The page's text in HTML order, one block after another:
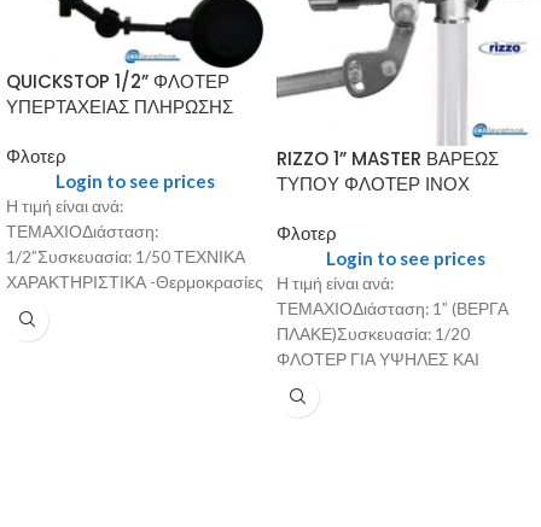
QUICKSTOP 1/2” ΦΛΟΤΕΡ
ΥΠΕΡΤΑΧΕΙΑΣ ΠΛΗΡΩΣΗΣ
Φλοτερ
Login to see prices
Η τιμή είναι ανά:
ΤΕΜΑΧΙΟΔιάσταση:
1/2”Συσκευασία: 1/50 ΤΕΧΝΙΚΑ
ΧΑΡΑΚΤΗΡΙΣΤΙΚΑ -Θερμοκρασίες
λειτουργίας: από 0 βαθμούς C έως
50 βαθμούς C -Πίεση
RIZZO 1” MASTER ΒΑΡΕΩΣ
ΤΥΠΟΥ ΦΛΟΤΕΡ ΙΝΟΧ
Φλοτερ
Login to see prices
Η τιμή είναι ανά:
ΤΕΜΑΧΙΟΔιάσταση: 1” (ΒΕΡΓΑ
ΠΛΑΚΕ)Συσκευασία: 1/20
ΦΛΟΤΕΡ ΓΙΑ ΥΨΗΛΕΣ ΚΑΙ
ΧΑΜΗΛΕΣ ΠΙΕΣΕΙΣ (0-15 ΑΤΜ)
(ΠΑΤΕΝΤΑΡΙΣΜΕΝΟ, ΜΟΝΑΔΙΚΟ